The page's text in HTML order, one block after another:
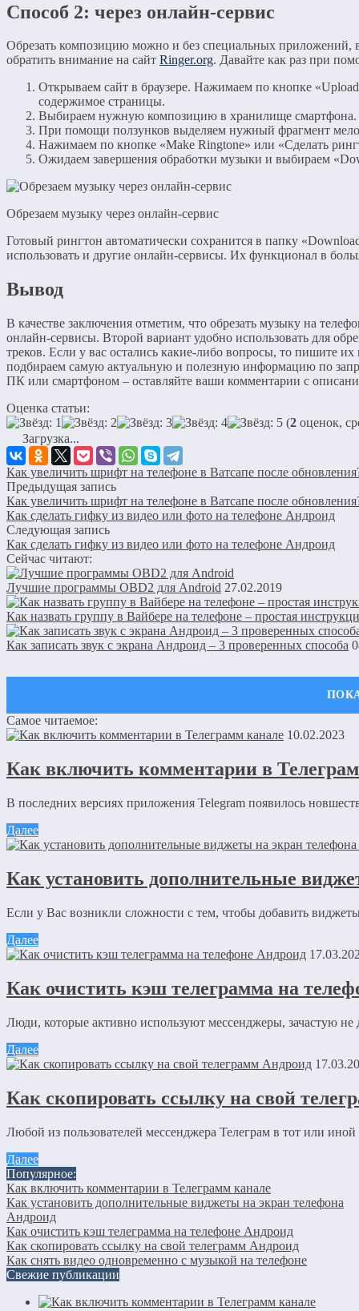
Способ 2: через онлайн-сервис
Обрезать композицию можно и без специальных приложений,
обратить внимание на сайт Ringer.org. Давайте как раз при
Открываем сайт в браузере. Нажимаем по кнопке
содержимое страницы.
Выбираем нужную композицию в хранилище смартфона.
При помощи ползунков выделяем нужный фрагмент
Нажимаем по кнопке «Make Ringtone» или «Сделать
Ожидаем завершения обработки музыки и выбираем
Обрезаем музыку через онлайн-сервис
Готовый рингтон автоматически сохранится в папку
использовать и другие онлайн-сервисы. Их функционал в
Вывод
В качестве заключения отметим, что обрезать музыку на
онлайн-сервисы. Второй вариант удобно использовать для
треков. Если у вас остались какие-либо вопросы, то пишите
подбираем самую актуальную и полезную информацию по
ПК или смартфоном – оставляйте ваши комментарии с
Оценка статьи:
(2 оценок,
Загрузка...
Как увеличить шрифт на телефоне в Ватсапе после
Предыдущая запись
Как увеличить шрифт на телефоне в Ватсапе после
Как сделать гифку из видео или фото на телефоне Андроид
Следующая запись
Как сделать гифку из видео или фото на телефоне Андроид
Сейчас читают:
Лучшие программы OBD2 для Android 27.02.2019
Как назвать группу в Вайбере на телефоне – простая
Как записать звук с экрана Андроид – 3 проверенных способа
Оставить комментарий
Ваш адрес email не будет опубликован.
Обязательные поля
Комментарий*
Имя
Email
Сайт
Сохранить моё имя, email и адрес сайта в этом браузере
Отправляя сообщение, Вы разрешаете сбор и обработку
Самое читаемое:
10.02.2023
Как включить комментарии в
В последних версиях приложения Telegram появилось
Далее
Как установить дополнительные
Если у Вас возникли сложности с тем, чтобы добавить
Далее
Как очистить кэш телеграмма на
Люди, которые активно используют мессенджеры, зачастую
Далее
Как скопировать ссылку на свой
Любой из пользователей мессенджера Телеграм в тот или
Далее
Популярное:
Как включить комментарии в Телеграмм канале
Как установить дополнительные виджеты на экран телефона
Андроид
Как очистить кэш телеграмма на телефоне Андроид
Как скопировать ссылку на свой телеграмм Андроид
Как снять видео одновременно с музыкой на телефоне
Свежие публикации